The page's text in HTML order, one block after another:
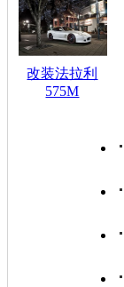
改装法拉利
575M